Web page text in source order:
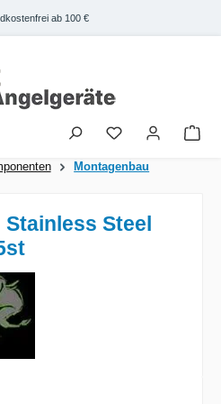
ab 100 €
Montagenbau
Stainless Steel